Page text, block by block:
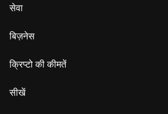
सेवा
बिज़नेस
क्रिप्टो की कीमतें
सीखें